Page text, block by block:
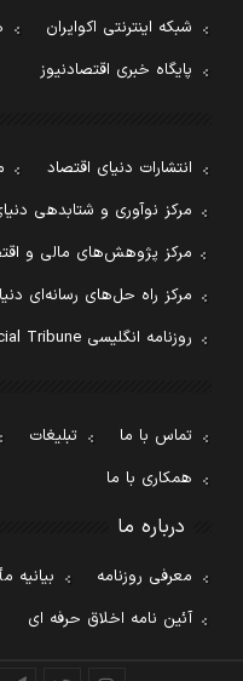
شبکه اینترنتی اکوایران
پایگاه خبری اقتصادنیوز
انتشارات دنیای اقتصاد
مرکز نوآوری و شتابدهی
مرکز پژوهش‌های مالی و
مرکز راه حل‌های رسانه‌ای
روزنامه انگلیسی Financial Tribune
تماس با ما تبلیغات
همکاری با ما
درباره ما
معرفی روزنامه
بیانیه
آئین نامه اخلاق حرفه ای